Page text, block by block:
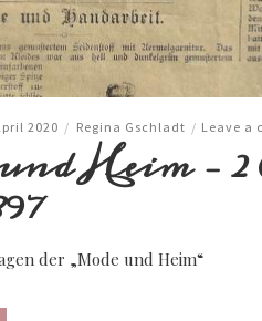
2020 / Regina Gschladt / Leave a
Heim –
der „Mode und Heim“